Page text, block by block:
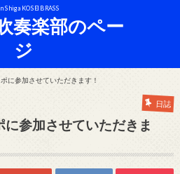
Shiga KOSEI BRASS
奏楽部のペー
ジ
に参加させていただきます！
日誌
参加させていただきま